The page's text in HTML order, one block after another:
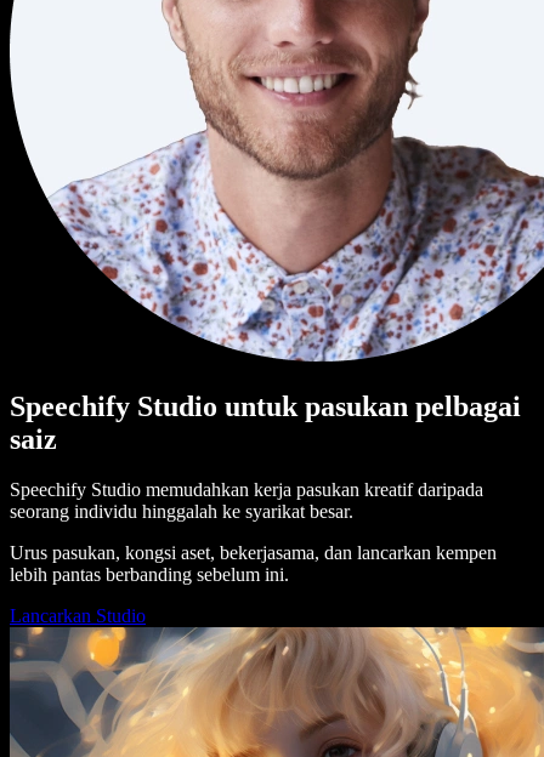
Speechify Studio untuk pasukan pelbagai
saiz
Speechify Studio memudahkan kerja pasukan kreatif daripada
seorang individu hinggalah ke syarikat besar.
Urus pasukan, kongsi aset, bekerjasama, dan lancarkan kempen
lebih pantas berbanding sebelum ini.
Lancarkan Studio